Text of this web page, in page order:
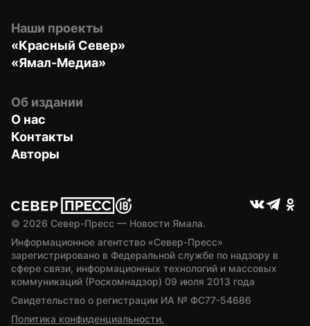
Наши проекты
«Красный Север»
«Ямал-Медиа»
Об издании
О нас
Контакты
Авторы
© 2026 Север-Пресс — Новости Ямала.
Информационное агентство «Север-Пресс»
зарегистрировано в Федеральной службе по надзору в
сфере связи, информационных технологий и массовых
коммуникаций (Роскомнадзор) 09 июля 2013 года
Свидетельство о регистрации ИА № ФС77-54686
Политика конфиденциальности.